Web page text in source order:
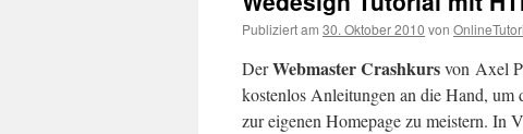
Publiziert am 30. Oktober 2010 von
DerWebmaster Crashkursvon Axel
kostenlos Anleitungen an die Hand, um
zur eigenen Homepage zu meistern. In